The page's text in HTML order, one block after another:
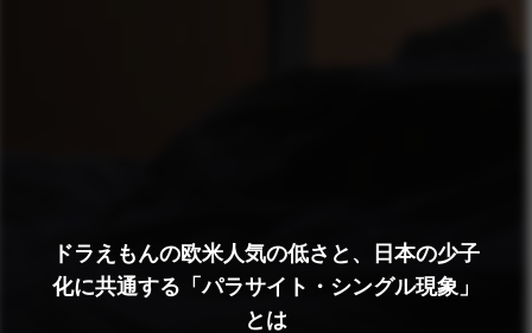
ドラえもんの欧米人気の低さと、日本の少子
化に共通する「パラサイト・シングル現象」
とは